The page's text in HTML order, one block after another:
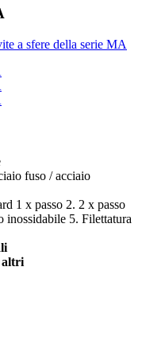
fuso / acciaio
1 x passo 2. 2 x passo
inossidabile 5. Filettatura
altri